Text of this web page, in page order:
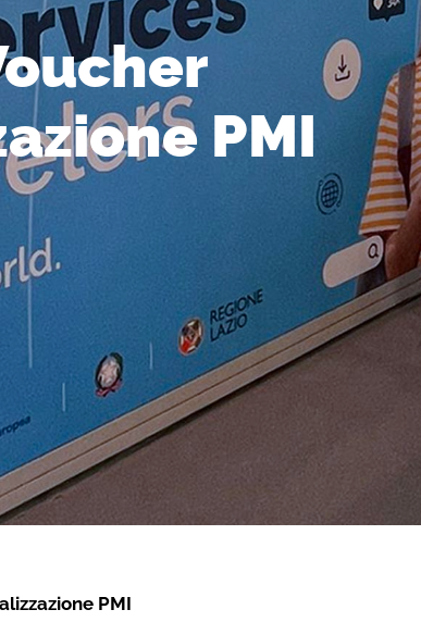
PMI
PMI